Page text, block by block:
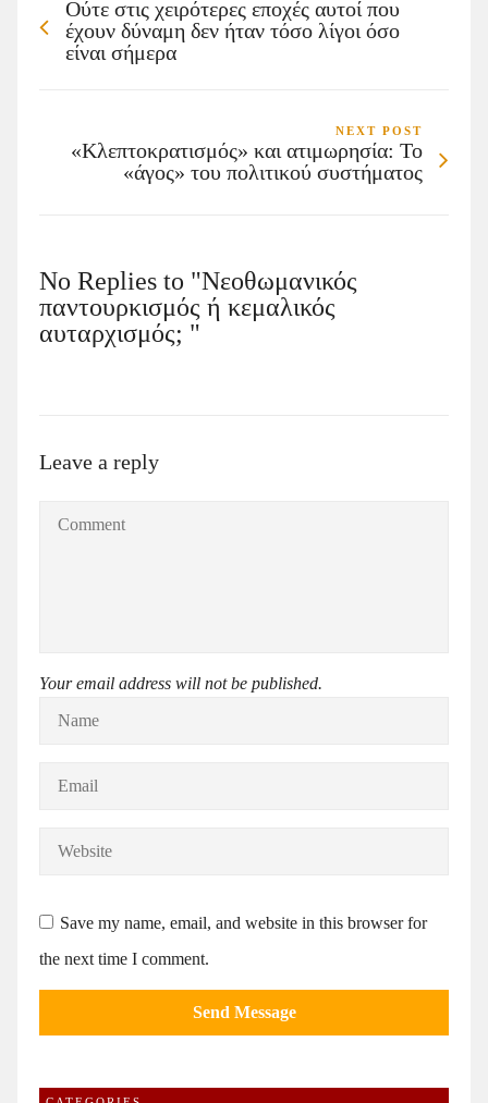
Ούτε στις χειρότερες εποχές αυτοί που
έχουν δύναμη δεν ήταν τόσο λίγοι όσο
είναι σήμερα
NEXT POST
«Κλεπτοκρατισμός» και ατιμωρησία: Το
«άγος» του πολιτικού συστήματος
No Replies to "Νεοθωμανικός
παντουρκισμός ή κεμαλικός
αυταρχισμός; "
Leave a reply
Your email address will not be published.
Save my name, email, and website in this browser for
the next time I comment.